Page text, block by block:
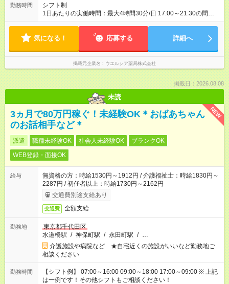
勤務時間
シフト制
1日あたりの実働時間：最大4時間30分/日 17:00～21:30の間で1
日4.5時間の勤務 ☆週3～4日の勤務 ※勤務曜日応相談 ☆未経
気になる！ 応募する 詳細へ
掲載元企業名 ウエルシア薬局株式会社
掲載日：2026.08.08
未読
NEW
3ヵ月で80万円稼ぐ！未経験OK＊おばあちゃん
のお話相手など＊
派遣 職種未経験OK 社会人未経験OK
ブランクOK
WEB登録・面接OK
給与
無資格の方：時給1530円～1912円 / 介護福祉士：時給1830円～
2287円 / 初任者以上：時給1730円～2162円
交通費別途支給あり
交通費 全額支給
勤務地
東京都千代田区
水道橋駅 / 神保町駅 / 永田町駅 / …
介護施設や病院など ★自宅近くの施設がいいなど勤務地ご
相談ください
勤務時間
【シフト例】 07:00～16:00 09:00～18:00 17:00～09:00 ※ 上記
は一例です！その他シフトもご相談ください！